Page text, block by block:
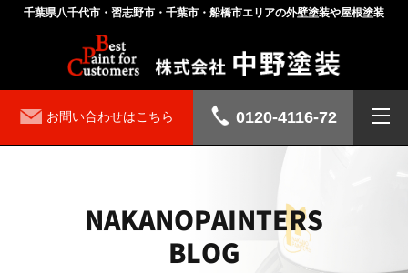
千葉県八千代市・習志野市・千葉市・船橋市エリアの外壁塗装や屋根塗装
お問い合わせはこちら 0120-4116-72
NAKANOPAINTERS
BLOG